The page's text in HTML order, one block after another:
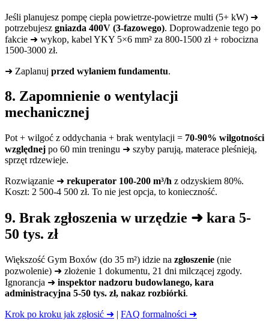
Jeśli planujesz pompę ciepła powietrze-powietrze multi (5+ kW) ➜
potrzebujesz gniazda 400V (3-fazowego). Doprowadzenie tego po
fakcie ➜ wykop, kabel YKY 5×6 mm² za 800-1500 zł + robocizna
1500-3000 zł.
➜ Zaplanuj przed wylaniem fundamentu.
8. Zapomnienie o wentylacji
mechanicznej
Pot + wilgoć z oddychania + brak wentylacji = 70-90% wilgotności
względnej po 60 min treningu ➜ szyby parują, materace pleśnieją,
sprzęt rdzewieje.
Rozwiązanie ➜ rekuperator 100-200 m³/h z odzyskiem 80%.
Koszt: 2 500-4 500 zł. To nie jest opcja, to konieczność.
9. Brak zgłoszenia w urzędzie ➜ kara 5-
50 tys. zł
Większość Gym Boxów (do 35 m²) idzie na zgłoszenie (nie
pozwolenie) ➜ złożenie 1 dokumentu, 21 dni milczącej zgody.
Ignorancja ➜ inspektor nadzoru budowlanego, kara
administracyjna 5-50 tys. zł, nakaz rozbiórki.
Krok po kroku jak zgłosić ➜ | FAQ formalności ➜